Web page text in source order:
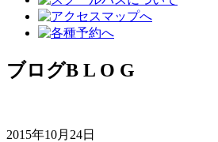
ブログB L O G
2015年10月24日